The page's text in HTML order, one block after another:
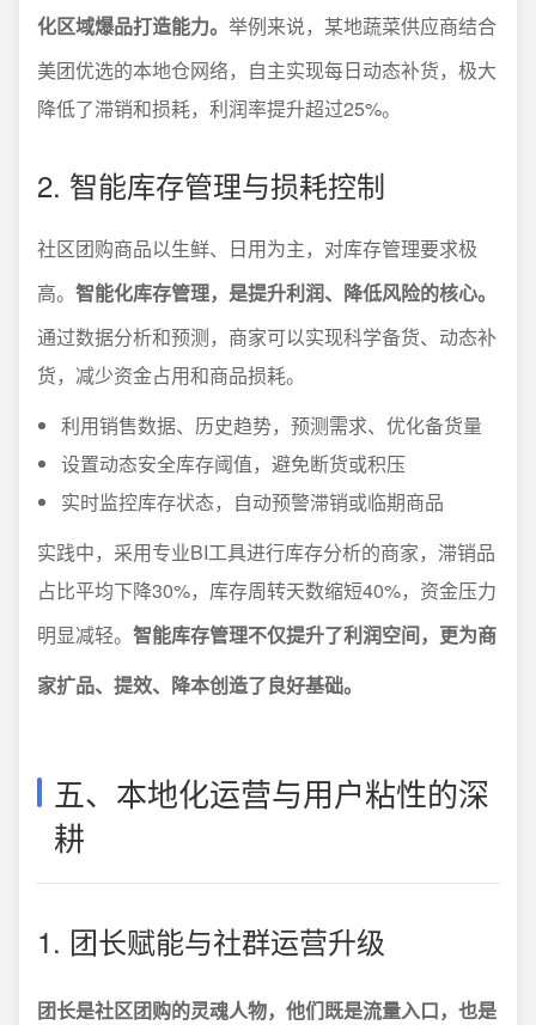
化区域爆品打造能力。 举例来说，某地蔬菜供应商结合
美团优选的本地仓网络，自主实现每日动态补货，极大
降低了滞销和损耗，利润率提升超过25%。
2. 智能库存管理与损耗控制
社区团购商品以生鲜、日用为主，对库存管理要求极
高。 智能化库存管理，是提升利润、降低风险的核心。
通过数据分析和预测，商家可以实现科学备货、动态补
货，减少资金占用和商品损耗。
利用销售数据、历史趋势，预测需求、优化备货量
设置动态安全库存阈值，避免断货或积压
实时监控库存状态，自动预警滞销或临期商品
实践中，采用专业BI工具进行库存分析的商家，滞销品
占比平均下降30%，库存周转天数缩短40%，资金压力
明显减轻。 智能库存管理不仅提升了利润空间，更为商
家扩品、提效、降本创造了良好基础。
五、本地化运营与用户粘性的深
耕
1. 团长赋能与社群运营升级
团长是社区团购的灵魂人物，他们既是流量入口，也是